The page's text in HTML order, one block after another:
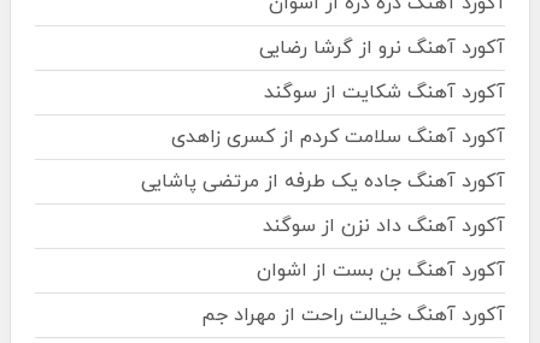
آکورد آهنگ نرو از گرشا رضایی
آکورد آهنگ شکایت از سوگند
آکورد آهنگ سلامت کردم از کسری زاهدی
آکورد آهنگ جاده یک طرفه از مرتضی پاشایی
آکورد آهنگ داد نزن از سوگند
آکورد آهنگ بن بست از اشوان
آکورد آهنگ خیالت راحت از مهراد جم